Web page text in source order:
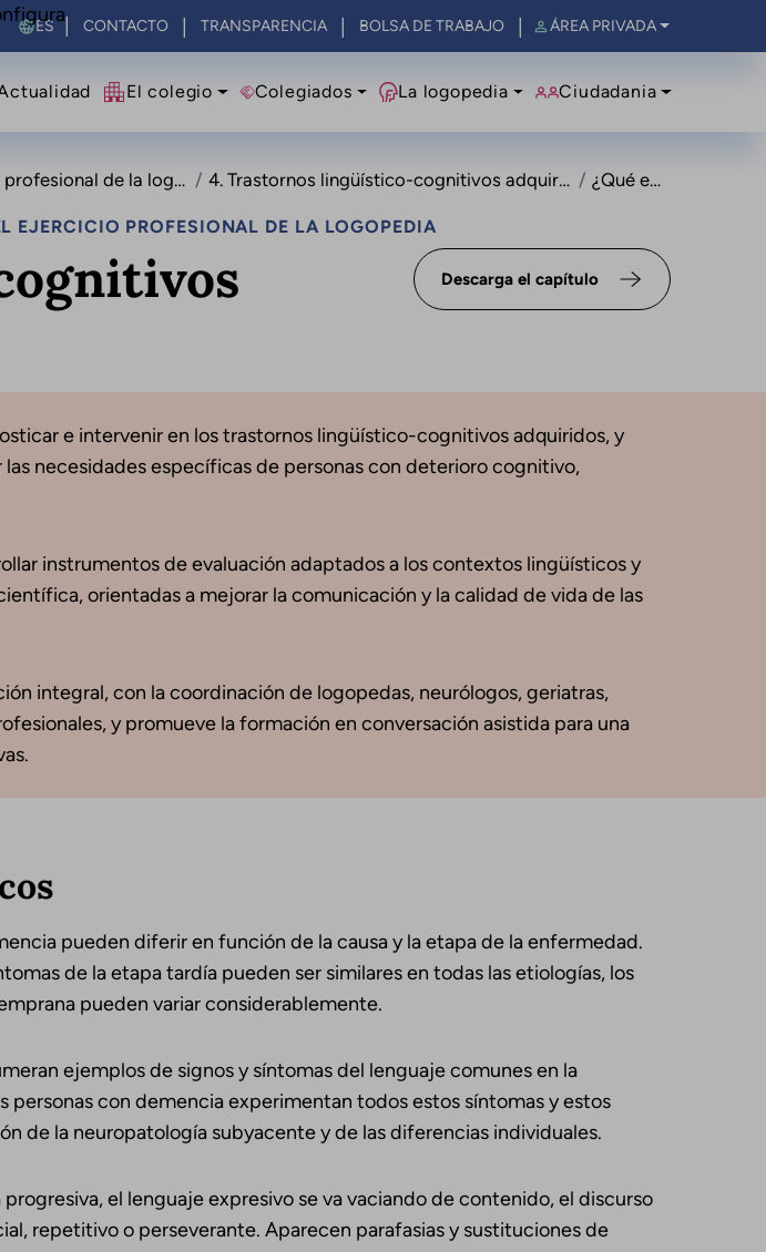
Select your language
CONTACTO TRANSPARENCIA BOLSA DE TRABAJO ÁREA PRIVADA
principal
El colegio Colegiados La logopedia Ciudadania
de la logopedia 4. Trastornos lingüístico-cognitivos adquiridos ¿Qué es?
EJERCICIO PROFESIONAL DE LA LOGOPEDIA
Descarga el capítulo
e intervenir en los trastornos lingüístico-cognitivos adquiridos, y
necesidades específicas de personas con deterioro cognitivo,
instrumentos de evaluación adaptados a los contextos lingüísticos y
orientadas a mejorar la comunicación y la calidad de vida de las
integral, con la coordinación de logopedas, neurólogos, geriatras,
y promueve la formación en conversación asistida para una
pueden diferir en función de la causa y la etapa de la enfermedad.
de la etapa tardía pueden ser similares en todas las etiologías, los
pueden variar considerablemente.
ejemplos de signos y síntomas del lenguaje comunes en la
personas con demencia experimentan todos estos síntomas y estos
de la neuropatología subyacente y de las diferencias individuales.
el lenguaje expresivo se va vaciando de contenido, el discurso
repetitivo o perseverante. Aparecen parafasias y sustituciones de